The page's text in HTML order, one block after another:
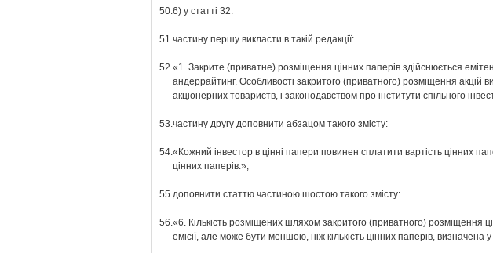
50.6) у статті 32:
51.частину першу викласти в такій редакції:
52.«1. Закрите (приватне) розміщення цінних паперів здійснюється
андеррайтинг. Особливості закритого (приватного) розміщення
акціонерних товариств, і законодавством про інститути спільного
53.частину другу доповнити абзацом такого змісту:
54.«Кожний інвестор в цінні папери повинен сплатити вартість цінних
цінних паперів.»;
55.доповнити статтю частиною шостою такого змісту:
56.«6. Кількість розміщених шляхом закритого (приватного) розміщення
емісії, але може бути меншою, ніж кількість цінних паперів, визначена у